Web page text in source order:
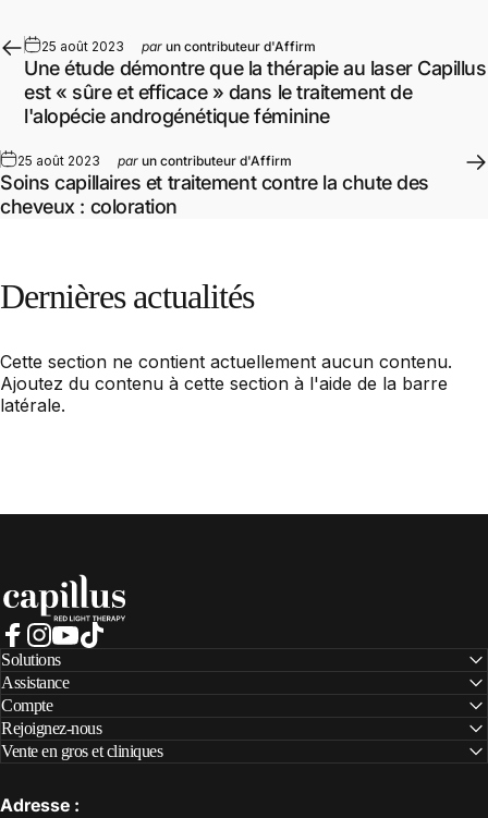
25 août 2023 par un contributeur d'Affirm
Une étude démontre que la thérapie au laser Capillus
est « sûre et efficace » dans le traitement de
l'alopécie androgénétique féminine
25 août 2023 par un contributeur d'Affirm
Soins capillaires et traitement contre la chute des
cheveux : coloration
Dernières actualités
Cette section ne contient actuellement aucun contenu.
Ajoutez du contenu à cette section à l'aide de la barre
latérale.
Capillus
Facebook
Instagram
YouTube
Adresse :
Solutions
Assistance
Compte
Rejoignez-nous
Vente en gros et cliniques